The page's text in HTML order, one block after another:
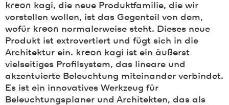
kreon kagi, die neue Produktfamilie, die wir
vorstellen wollen, ist das Gegenteil von dem,
wofür kreon normalerweise steht. Dieses neue
Produkt ist extrovertiert und fügt sich in die
Architektur ein. kreon kagi ist ein äußerst
vielseitiges Profilsystem, das lineare und
akzentuierte Beleuchtung miteinander verbindet.
Es ist ein innovatives Werkzeug für
Beleuchtungsplaner und Architekten, das als